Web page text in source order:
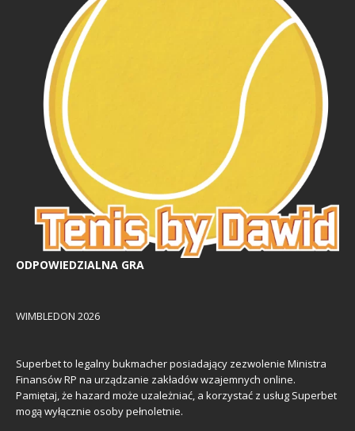
ODPOWIEDZIALNA GRA
WIMBLEDON 2026
Superbet to legalny bukmacher posiadający zezwolenie Ministra
Finansów RP na urządzanie zakładów wzajemnych online.
Pamiętaj, że hazard może uzależniać, a korzystać z usług Superbet
mogą wyłącznie osoby pełnoletnie.